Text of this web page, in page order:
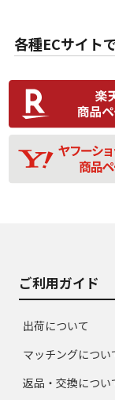
な
C
比較的き
D
使用感や
あり、一
各種ECサイト
ご利用ガイド
出荷について
マッチングについ
返品・交換につい